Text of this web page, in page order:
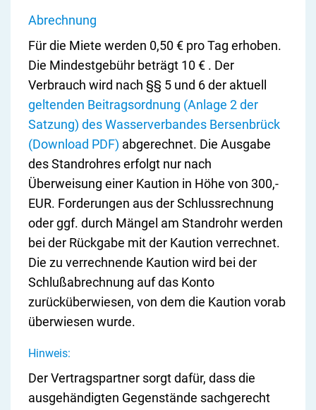
Abrechnung
Für die Miete werden 0,50 € pro Tag erhoben.
Die Mindestgebühr beträgt 10 € . Der
Verbrauch wird nach §§ 5 und 6 der aktuell
geltenden Beitragsordnung (Anlage 2 der
Satzung) des Wasserverbandes Bersenbrück
(Download PDF) abgerechnet. Die Aus­ga­be
des Stan­d­roh­res er­folgt nur nach
Überweisung ei­ner Kau­ti­on in Höhe von 300,-
EUR. For­de­run­gen aus der Schluss­rech­nung
oder ggf. durch Män­gel am Stan­d­rohr wer­den
bei der Rück­ga­be mit der Kau­ti­on ver­rech­net.
Die zu verrechnende Kaution wird bei der
Schlußabrechnung auf das Konto
zurücküberwiesen, von dem die Kaution vorab
überwiesen wurde.
Hinweis:
Der Vertragspartner sorgt dafür, dass die
ausgehändigten Gegenstände sachgerecht